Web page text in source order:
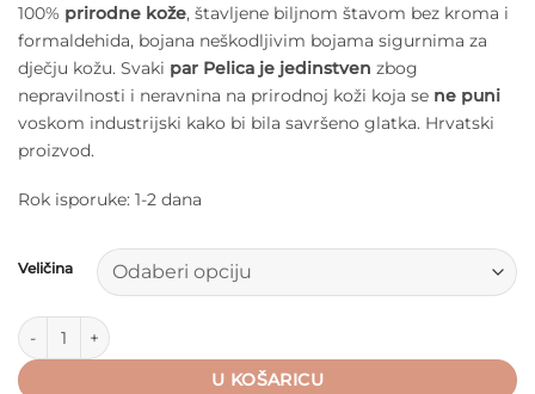
100% prirodne kože, štavljene biljnom štavom bez kroma i
formaldehida, bojana neškodljivim bojama sigurnima za
dječju kožu. Svaki par Pelica je jedinstven zbog
nepravilnosti i neravnina na prirodnoj koži koja se ne puni
voskom industrijski kako bi bila savršeno glatka. Hrvatski
proizvod.
Rok isporuke: 1-2 dana
Veličina
Baobaby Pelice - Cvijet na sivom količina
U KOŠARICU